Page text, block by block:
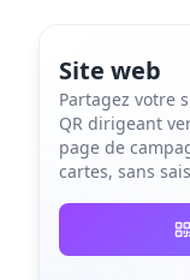
Site web
Partagez votre
QR dirigeant
page de
cartes, sans